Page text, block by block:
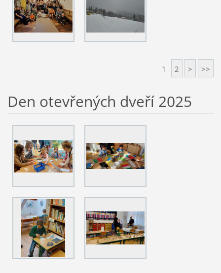
1 2 > >>
Den otevřených dveří 2025